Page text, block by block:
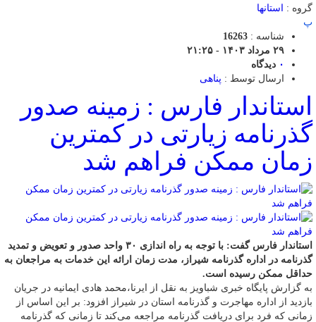
گروه :
استانها
پ
شناسه : 16263
۲۹ مرداد ۱۴۰۳ - ۲۱:۲۵
۰ دیدگاه
ارسال توسط : پناهی
استاندار فارس : زمینه صدور
گذرنامه زیارتی در کمترین
زمان ممکن فراهم شد
استاندار فارس گفت: با توجه به راه اندازی ۳۰ واحد صدور و تعویض و تمدید
گذرنامه در اداره گذرنامه شیراز، مدت زمان ارائه این خدمات به مراجعان به
حداقل ممکن رسیده است.
به گزارش پایگاه خبری شباویز به نقل از ایرنا،محمد هادی ایمانیه در جریان
بازدید از اداره مهاجرت و گذرنامه استان در شیراز افزود: بر این اساس از
زمانی که فرد برای دریافت گذرنامه مراجعه می‌کند تا زمانی که گذرنامه